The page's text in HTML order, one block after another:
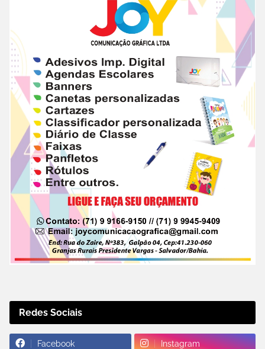
Redes Sociais
Facebook Instagram